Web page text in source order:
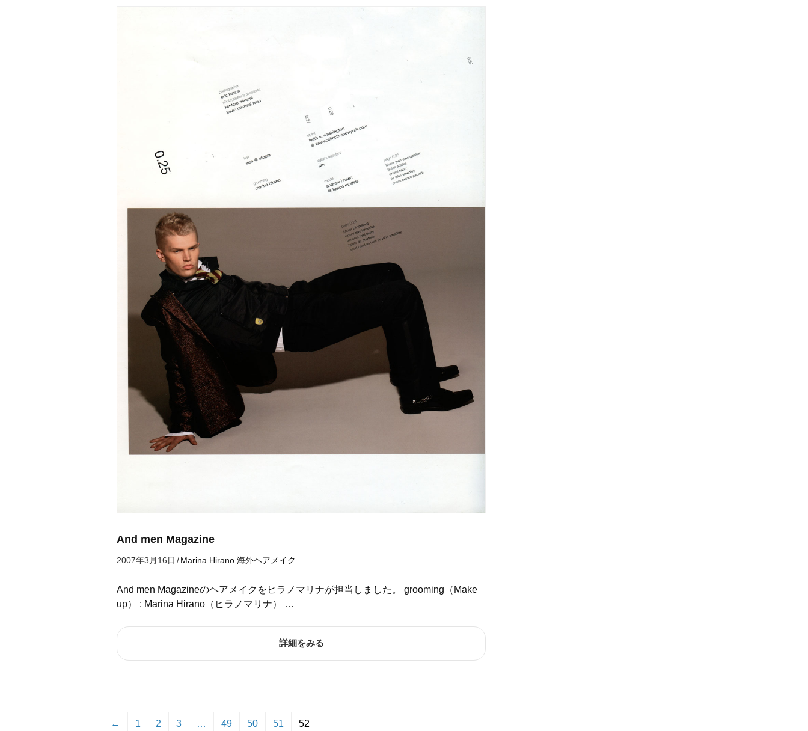
And men Magazine
2007年3月16日 /Marina Hirano 海外ヘアメイク
And men Magazineのヘアメイクをヒラノマリナが担当しました。 grooming（Make
up） : Marina Hirano（ヒラノマリナ） …
詳細をみる
← 1 2 3 … 49 50 51 52